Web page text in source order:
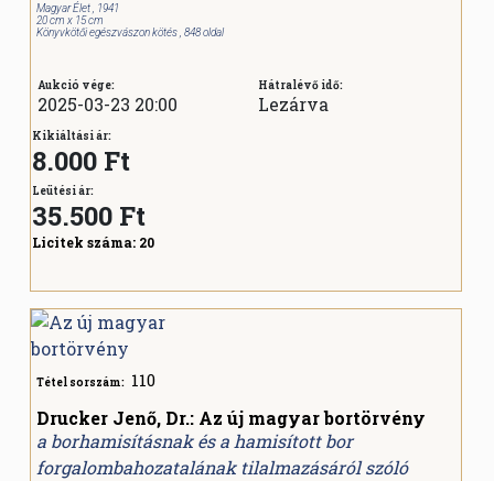
Magyar Élet , 1941
20 cm x 15 cm
Könyvkötői egészvászon kötés , 848 oldal
Aukció vége:
2025-03-23 20:00
Hátralévő idő:
Lezárva
Kikiáltási ár:
8.000 Ft
Leütési ár:
35.500 Ft
Licitek száma: 20
Tétel sorszám: 110
Drucker Jenő, Dr.: Az új magyar bortörvény
a borhamisításnak és a hamisított bor
forgalombahozatalának tilalmazásáról szóló